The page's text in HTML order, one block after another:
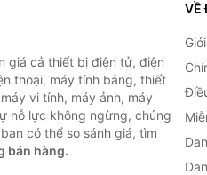
giá cả thiết bị điện tử, điện
thoại, máy tính bảng, thiết
vi tính, máy ảnh, máy
nỗ lực không ngừng, chúng
có thể so sánh giá, tìm
bán hàng.
VỀ